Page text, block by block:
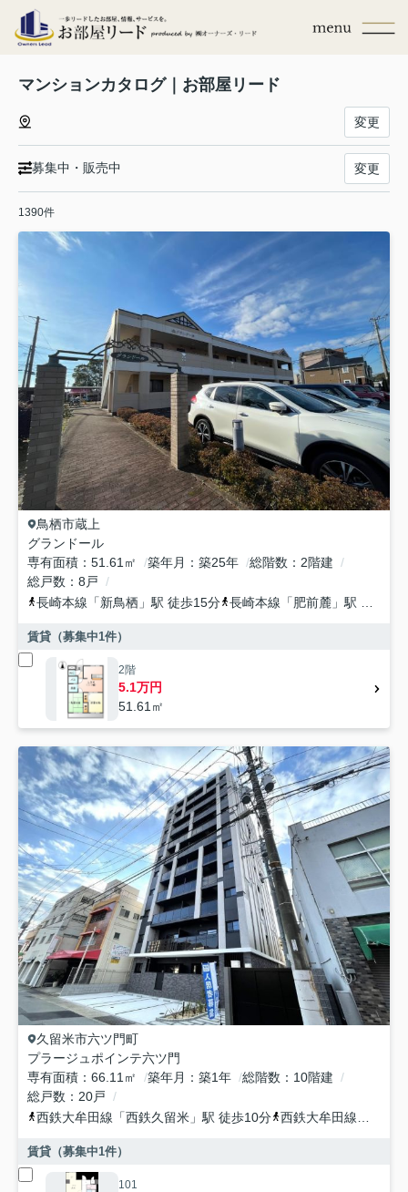
マンションカタログ｜お部屋リード
変更
募集中・販売中 変更
1390件
鳥栖市蔵上
グランドール
専有面積
51.61㎡ 築年月 築25年 総階数
2階建
総戸数
8戸
長崎本線 「新鳥栖 」駅 徒歩15分 長崎本線 「 肥前麓 」駅 徒歩32分
賃貸（募集中1件）
2階
5.1万円
51.61㎡
久留米市六ツ門町
プラージュポインテ六ツ門
専有面積
66.11㎡ 築年月 築1年 総階数
10階建
総戸数
20戸
西鉄大牟田線 「西鉄久留米 」駅 徒歩10分 西鉄大牟田線
賃貸（募集中1件）
101